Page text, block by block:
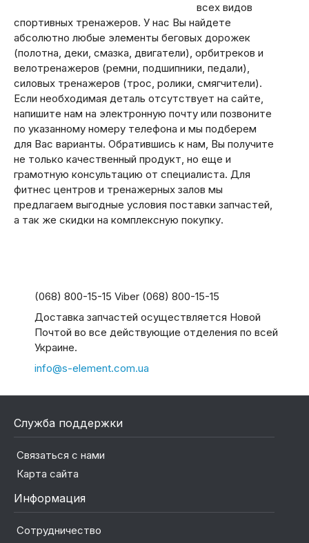
всех видов
спортивных тренажеров. У нас Вы найдете
абсолютно любые элементы беговых дорожек
(полотна, деки, смазка, двигатели), орбитреков и
велотренажеров (ремни, подшипники, педали),
силовых тренажеров (трос, ролики, смягчители).
Если необходимая деталь отсутствует на сайте,
напишите нам на электронную почту или позвоните
по указанному номеру телефона и мы подберем
для Вас варианты. Обратившись к нам, Вы получите
не только качественный продукт, но еще и
грамотную консультацию от специалиста. Для
фитнес центров и тренажерных залов мы
предлагаем выгодные условия поставки запчастей,
а так же скидки на комплексную покупку.
(068) 800-15-15 Viber (068) 800-15-15
Доставка запчастей осуществляется Новой
Почтой во все действующие отделения по всей
Украине.
info@s-element.com.ua
Служба поддержки
Связаться с нами
Карта сайта
Информация
Сотрудничество